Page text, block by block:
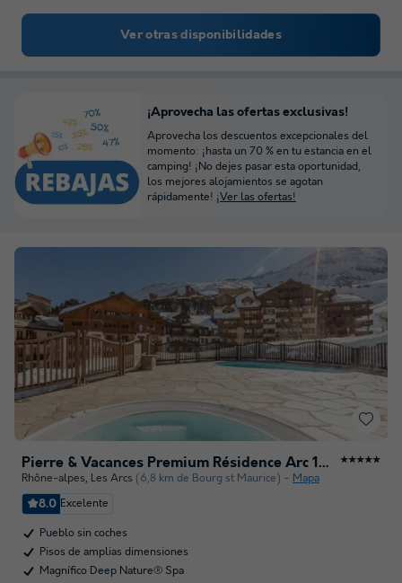
Ver otras disponibilidades
Pierre & Vacances Premium Résidence Arc 1950 Le Village ★★★★★
Rhône-alpes, Les Arcs (6,8 km de Bourg st Maurice) Mapa
8.0 Excelente
Pueblo sin coches
Pisos de amplias dimensiones
Magnífico Deep Nature® Spa
¡Aprovecha las ofertas exclusivas!
Aprovecha los descuentos excepcionales del
momento: ¡hasta un 70 % en tu estancia en el
camping! ¡No dejes pasar esta oportunidad,
los mejores alojamientos se agotan
rápidamente! ¡Ver las ofertas!